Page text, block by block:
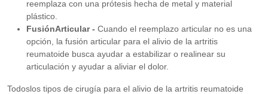
reemplaza con una prótesis hecha de metal y material
plástico.
FusiónArticular - Cuando el reemplazo articular no es una
opción, la fusión articular para el alivio de la artritis
reumatoide busca ayudar a estabilizar o realinear su
articulación y ayudar a aliviar el dolor.
Todoslos tipos de cirugía para el alivio de la artritis reumatoide